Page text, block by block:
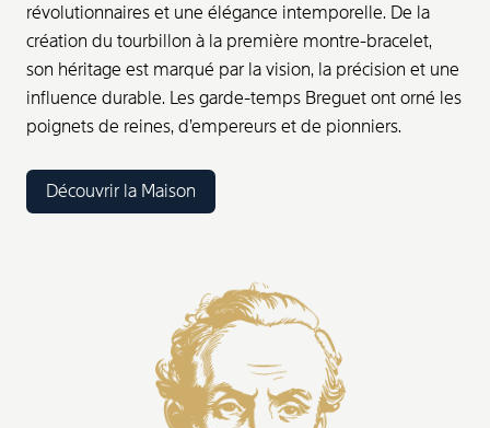
révolutionnaires et une élégance intemporelle. De la
création du tourbillon à la première montre-bracelet,
son héritage est marqué par la vision, la précision et une
influence durable. Les garde-temps Breguet ont orné les
poignets de reines, d’empereurs et de pionniers.
Découvrir la Maison